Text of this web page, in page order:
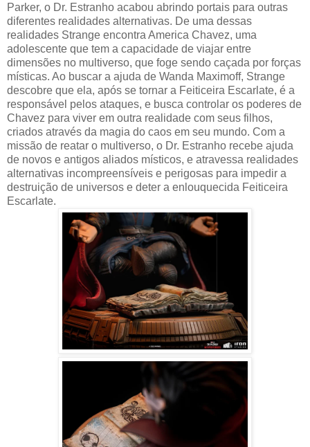
Parker, o Dr. Estranho acabou abrindo portais para outras
diferentes realidades alternativas. De uma dessas
realidades Strange encontra America Chavez, uma
adolescente que tem a capacidade de viajar entre
dimensões no multiverso, que foge sendo caçada por forças
místicas. Ao buscar a ajuda de Wanda Maximoff, Strange
descobre que ela, após se tornar a Feiticeira Escarlate, é a
responsável pelos ataques, e busca controlar os poderes de
Chavez para viver em outra realidade com seus filhos,
criados através da magia do caos em seu mundo. Com a
missão de reatar o multiverso, o Dr. Estranho recebe ajuda
de novos e antigos aliados místicos, e atravessa realidades
alternativas incompreensíveis e perigosas para impedir a
destruição de universos e deter a enlouquecida Feiticeira
Escarlate.